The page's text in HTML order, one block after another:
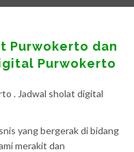
Purwokerto dan
Purwokerto
. Jadwal sholat digital
yang bergerak di bidang
merakit dan